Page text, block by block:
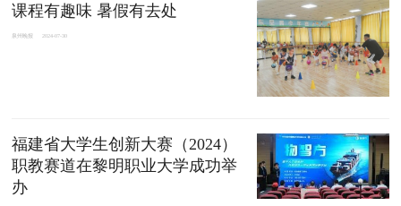
课程有趣味 暑假有去处
泉州晚报 2024-07-30
福建省大学生创新大赛（2024）
职教赛道在黎明职业大学成功举
办